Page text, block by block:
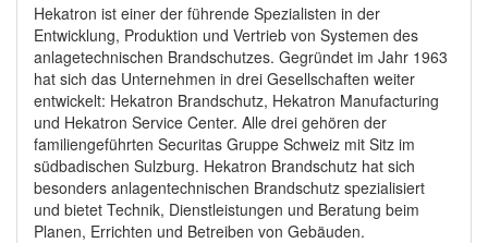
Hekatron ist einer der führende Spezialisten in der
Entwicklung, Produktion und Vertrieb von Systemen des
anlagetechnischen Brandschutzes. Gegründet im Jahr 1963
hat sich das Unternehmen in drei Gesellschaften weiter
entwickelt: Hekatron Brandschutz, Hekatron Manufacturing
und Hekatron Service Center. Alle drei gehören der
familiengeführten Securitas Gruppe Schweiz mit Sitz im
südbadischen Sulzburg. Hekatron Brandschutz hat sich
besonders anlagentechnischen Brandschutz spezialisiert
und bietet Technik, Dienstleistungen und Beratung beim
Planen, Errichten und Betreiben von Gebäuden.